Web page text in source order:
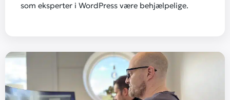
som eksperter i WordPress være behjælpelige.